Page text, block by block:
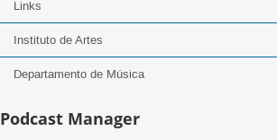
Links
Instituto de Artes
Departamento de Música
Podcast Manager